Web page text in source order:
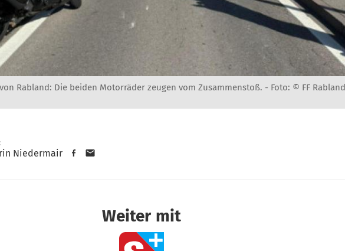
Rabland: Die beiden Motorräder zeugen vom Zusammenstoß. - Foto: © FF Rabland
Niedermair